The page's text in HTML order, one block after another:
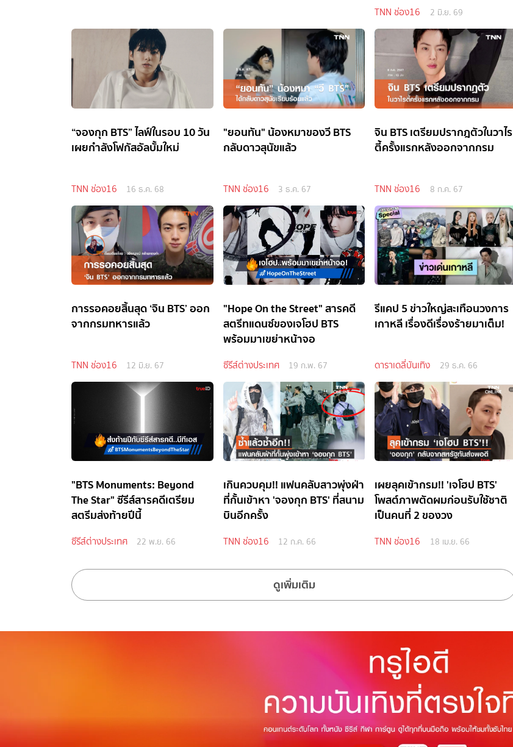
TNN ช่อง16 2 มิ.ย. 69
“จองกุก BTS” ไลฟ์ในรอบ 10 วัน
เผยกำลังโฟกัสอัลบั้มใหม่
TNN ช่อง16 16 ธ.ค. 68
"ยอนทัน" น้องหมาของวี BTS
กลับดาวสุนัขแล้ว
TNN ช่อง16 3 ธ.ค. 67
จิน BTS เตรียมปรากฎตัวในวาไร
ตี้ครั้งแรกหลังออกจากกรม
TNN ช่อง16 8 ก.ค. 67
การรอคอยสิ้นสุด ‘จิน BTS’ ออก
จากกรมทหารแล้ว
TNN ช่อง16 12 มิ.ย. 67
"Hope On the Street" สารคดี
สตรีทแดนซ์ของเจโฮป BTS
พร้อมมาเขย่าหน้าจอ
ซีรีส์ต่างประเทศ 19 ก.พ. 67
รีแคป 5 ข่าวใหญ่สะเทือนวงการ
เกาหลี เรื่องดีเรื่องร้ายมาเต็ม!
ดาราเดลี่บันเทิง 29 ธ.ค. 66
"BTS Monuments: Beyond
The Star" ซีรีส์สารคดีเตรียม
สตรีมส่งท้ายปีนี้
ซีรีส์ต่างประเทศ 22 พ.ย. 66
เกินควบคุม!! แฟนคลับสาวพุ่งฝ่า
ที่กั้นเข้าหา 'จองกุก BTS' ที่สนาม
บินอีกครั้ง
TNN ช่อง16 12 ก.ค. 66
เผยลุคเข้ากรม!! 'เจโฮป BTS'
โพสต์ภาพตัดผมก่อนรับใช้ชาติ
เป็นคนที่ 2 ของวง
TNN ช่อง16 18 เม.ย. 66
ดูเพิ่มเติม